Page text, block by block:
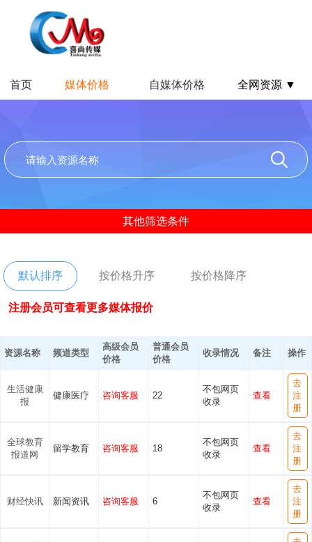
首页 媒体价格 自媒体价格 全网资源 ▼
其他筛选条件
默认排序 按价格升序 按价格降序
注册会员可查看更多媒体报价
资源名称 频道类型
高级会员
价格
普通会员
价格
收录情况 备注 操作
生活健康
报
健康医疗 咨询客服 22
不包网页
收录
查看
去
注
册
全球教育
报道网
留学教育 咨询客服 18
不包网页
收录
查看
去
注
册
财经快讯 新闻资讯 咨询客服 6
不包网页
收录
查看
去
注
册